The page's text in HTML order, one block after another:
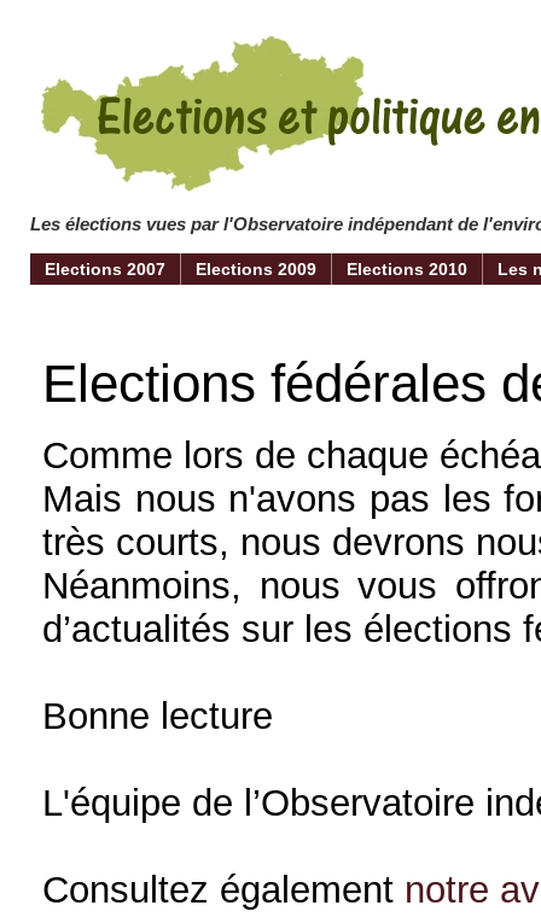
Les élections vues par l'Observatoire indépendant de
Elections 2007 Elections 2009 Elections 2010 Les
Elections fédérales
Comme lors de chaque
Mais nous n'avons pas les
très courts, nous devrons
Néanmoins, nous vous
d’actualités sur les élections
Bonne lecture
L'équipe de l’Observatoire
Consultez également notre